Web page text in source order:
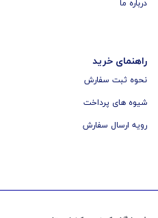
درباره ما
راهنمای خرید
نحوه ثبت سفارش
شیوه های پرداخت
رویه ارسال سفارش